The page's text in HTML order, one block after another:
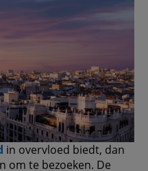
in overvloed biedt, dan
om te bezoeken. De